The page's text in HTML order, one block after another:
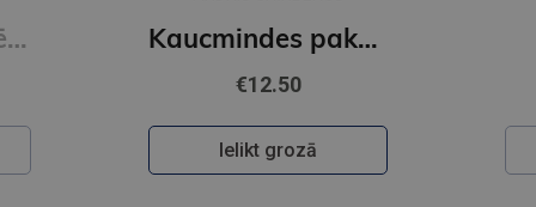
Noslēpumu noslēpums Kaucmindes pakavs
€12.50
Ielikt grozā